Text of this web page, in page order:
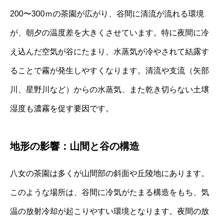
200〜300ｍの茶園が広がり、谷間に清流が流れる環境
が、朝夕の温度差を大きくさせています。特に夜間に冷
え込んだ空気が谷にたまり、水蒸気が冷やされて結露す
ることで霧が発生しやすくなります。清流や支流（矢部
川、星野川など）からの水蒸気、また乾き切らない土壌
湿度も濃霧を促す要因です。
地形の影響：山間と谷の構造
八女の茶園は多くが山間部の斜面や丘陵地にあります。
このような場所は、谷間に冷気がたまる構造をもち、気
温の放射冷却が起こりやすい環境となります。夜間の放